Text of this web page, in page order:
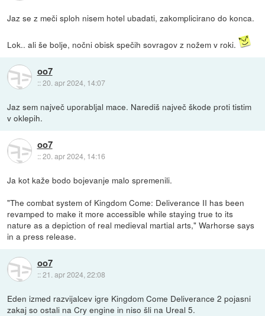
Jaz se z meči sploh nisem hotel ubadati, zakomplicirano do konca.
Lok.. ali še bolje, nočni obisk spečih sovragov z nožem v roki.
oo7
::20. apr 2024, 14:07
Jaz sem največ uporabljal mace. Narediš največ škode proti tistim
v oklepih.
oo7
::20. apr 2024, 14:16
Ja kot kaže bodo bojevanje malo spremenili.
"The combat system of Kingdom Come: Deliverance II has been
revamped to make it more accessible while staying true to its
nature as a depiction of real medieval martial arts," Warhorse says
in a press release.
oo7
::21. apr 2024, 22:08
Eden izmed razvijalcev igre Kingdom Come Deliverance 2 pojasni
zakaj so ostali na Cry engine in niso šli na Ureal 5.